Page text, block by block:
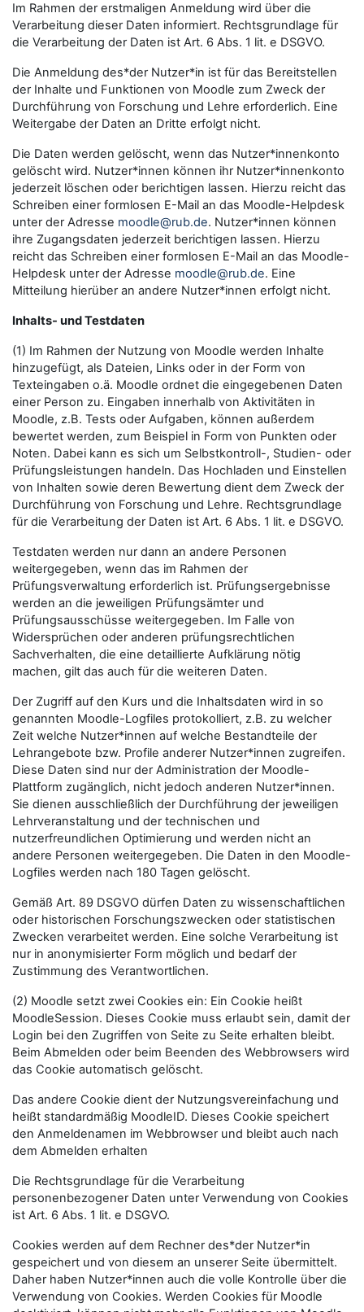
Im Rahmen der erstmaligen Anmeldung wird über die
Verarbeitung dieser Daten informiert. Rechtsgrundlage für
die Verarbeitung der Daten ist Art. 6 Abs. 1 lit. e DSGVO.
Die Anmeldung des*der Nutzer*in ist für das Bereitstellen
der Inhalte und Funktionen von Moodle zum Zweck der
Durchführung von Forschung und Lehre erforderlich. Eine
Weitergabe der Daten an Dritte erfolgt nicht.
Die Daten werden gelöscht, wenn das Nutzer*innenkonto
gelöscht wird. Nutzer*innen können ihr Nutzer*innenkonto
jederzeit löschen oder berichtigen lassen. Hierzu reicht das
Schreiben einer formlosen E-Mail an das Moodle-Helpdesk
unter der Adresse moodle@rub.de. Nutzer*innen können
ihre Zugangsdaten jederzeit berichtigen lassen. Hierzu
reicht das Schreiben einer formlosen E-Mail an das Moodle-
Helpdesk unter der Adresse moodle@rub.de. Eine
Mitteilung hierüber an andere Nutzer*innen erfolgt nicht.
Inhalts- und Testdaten
(1) Im Rahmen der Nutzung von Moodle werden Inhalte
hinzugefügt, als Dateien, Links oder in der Form von
Texteingaben o.ä. Moodle ordnet die eingegebenen Daten
einer Person zu. Eingaben innerhalb von Aktivitäten in
Moodle, z.B. Tests oder Aufgaben, können außerdem
bewertet werden, zum Beispiel in Form von Punkten oder
Noten. Dabei kann es sich um Selbstkontroll-, Studien- oder
Prüfungsleistungen handeln. Das Hochladen und Einstellen
von Inhalten sowie deren Bewertung dient dem Zweck der
Durchführung von Forschung und Lehre. Rechtsgrundlage
für die Verarbeitung der Daten ist Art. 6 Abs. 1 lit. e DSGVO.
Testdaten werden nur dann an andere Personen
weitergegeben, wenn das im Rahmen der
Prüfungsverwaltung erforderlich ist. Prüfungsergebnisse
werden an die jeweiligen Prüfungsämter und
Prüfungsausschüsse weitergegeben. Im Falle von
Widersprüchen oder anderen prüfungsrechtlichen
Sachverhalten, die eine detaillierte Aufklärung nötig
machen, gilt das auch für die weiteren Daten.
Der Zugriff auf den Kurs und die Inhaltsdaten wird in so
genannten Moodle-Logfiles protokolliert, z.B. zu welcher
Zeit welche Nutzer*innen auf welche Bestandteile der
Lehrangebote bzw. Profile anderer Nutzer*innen zugreifen.
Diese Daten sind nur der Administration der Moodle-
Plattform zugänglich, nicht jedoch anderen Nutzer*innen.
Sie dienen ausschließlich der Durchführung der jeweiligen
Lehrveranstaltung und der technischen und
nutzerfreundlichen Optimierung und werden nicht an
andere Personen weitergegeben. Die Daten in den Moodle-
Logfiles werden nach 180 Tagen gelöscht.
Gemäß Art. 89 DSGVO dürfen Daten zu wissenschaftlichen
oder historischen Forschungszwecken oder statistischen
Zwecken verarbeitet werden. Eine solche Verarbeitung ist
nur in anonymisierter Form möglich und bedarf der
Zustimmung des Verantwortlichen.
(2) Moodle setzt zwei Cookies ein: Ein Cookie heißt
MoodleSession. Dieses Cookie muss erlaubt sein, damit der
Login bei den Zugriffen von Seite zu Seite erhalten bleibt.
Beim Abmelden oder beim Beenden des Webbrowsers wird
das Cookie automatisch gelöscht.
Das andere Cookie dient der Nutzungsvereinfachung und
heißt standardmäßig MoodleID. Dieses Cookie speichert
den Anmeldenamen im Webbrowser und bleibt auch nach
dem Abmelden erhalten
Die Rechtsgrundlage für die Verarbeitung
personenbezogener Daten unter Verwendung von Cookies
ist Art. 6 Abs. 1 lit. e DSGVO.
Cookies werden auf dem Rechner des*der Nutzer*in
gespeichert und von diesem an unserer Seite übermittelt.
Daher haben Nutzer*innen auch die volle Kontrolle über die
Verwendung von Cookies. Werden Cookies für Moodle